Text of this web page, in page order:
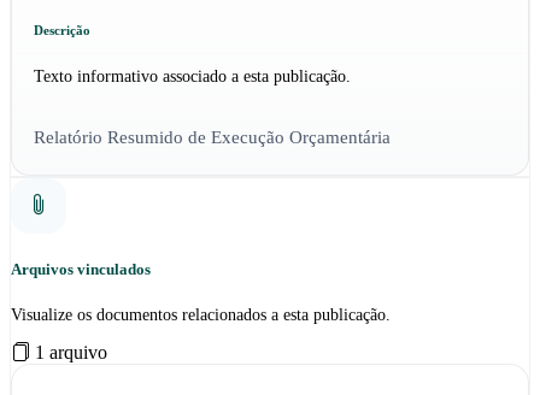
Descrição
Texto informativo associado a esta publicação.
Relatório Resumido de Execução Orçamentária
Arquivos vinculados
Visualize os documentos relacionados a esta publicação.
1 arquivo